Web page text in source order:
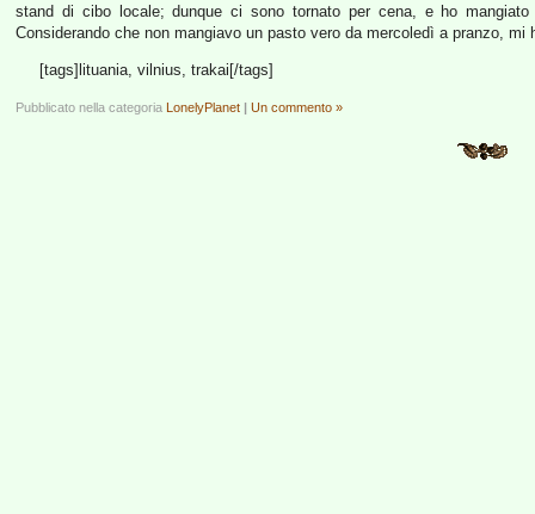
stand di cibo locale; dunque ci sono tornato per cena, e ho
Considerando che non mangiavo un pasto vero da mercoledì a pranzo, mi
[tags]lituania, vilnius, trakai[/tags]
Pubblicato nella categoria LonelyPlanet | Un commento »